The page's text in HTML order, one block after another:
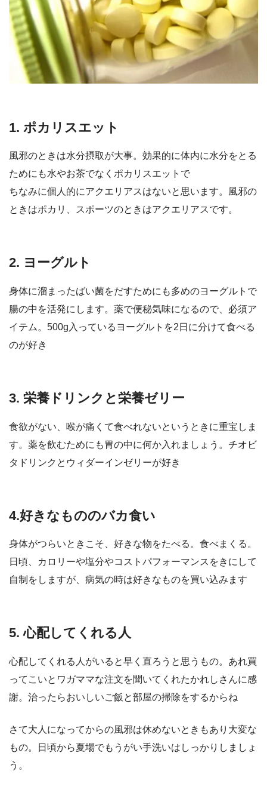
1. ポカリスエット
風邪のときは水分摂取が大事。効果的に体内に水分をとる
ためにも水やお茶でなくポカリスエットで
ちなみに個人的にアクエリアスはないと思います。風邪の
ときはポカリ、スポーツのときはアクエリアスです。
2. ヨーグルト
身体に溜まったばい菌をだすためにも多めのヨーグルトで
腸の中を活発にします。薬で便秘気味になるので、必須ア
イテム。500g入っているヨーグルトを2日に分けて食べる
のが好き
3. 栄養ドリンクと栄養ゼリー
食欲がない、喉が痛くて食べれないというときに重宝しま
す。薬を飲むためにも胃の中に何か入れましょう。チオビ
タドリンクとウィダーインゼリーが好き
4.好きなもののバカ食い
身体がつらいときこそ、好きな物をたべる。食べまくる。
日頃、カロリーや塩分やコストパフォーマンスをきにして
自制をしますが、病気の時は好きなものを買い込みます
5. 心配してくれる人
心配してくれる人がいると早く直ろうと思うもの。あれ買
ってこいとワガママな注文を聞いてくれたかれしさんに感
謝。治ったらおいしいご飯と部屋の掃除をするからね
さて大人になってからの風邪は休めないときもあり大変な
もの。日頃から夏場でもうがい手洗いはしっかりしましょ
う。